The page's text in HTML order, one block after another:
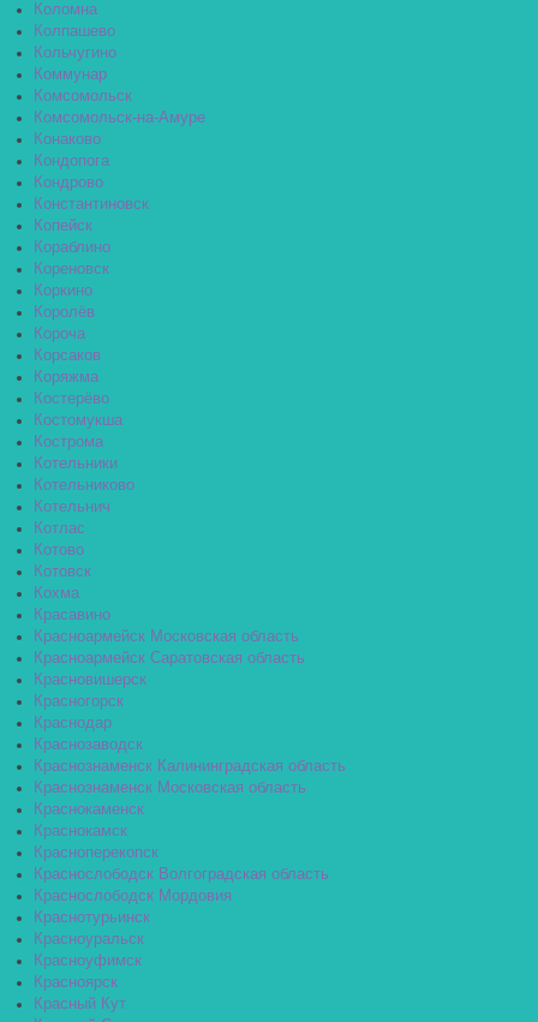
Коломна
Колпашево
Кольчугино
Коммунар
Комсомольск
Комсомольск-на-Амуре
Конаково
Кондопога
Кондрово
Константиновск
Копейск
Кораблино
Кореновск
Коркино
Королёв
Короча
Корсаков
Коряжма
Костерёво
Костомукша
Кострома
Котельники
Котельниково
Котельнич
Котлас
Котово
Котовск
Кохма
Красавино
Красноармейск Московская область
Красноармейск Саратовская область
Красновишерск
Красногорск
Краснодар
Краснозаводск
Краснознаменск Калининградская область
Краснознаменск Московская область
Краснокаменск
Краснокамск
Красноперекопск
Краснослободск Волгоградская область
Краснослободск Мордовия
Краснотурьинск
Красноуральск
Красноуфимск
Красноярск
Красный Кут